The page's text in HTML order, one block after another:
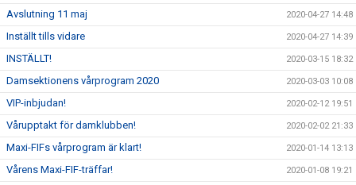
Avslutning 11 maj 2020-04-27 14:48
Inställt tills vidare 2020-04-27 14:39
INSTÄLLT! 2020-03-15 18:32
Damsektionens vårprogram 2020 2020-03-03 10:08
VIP-inbjudan! 2020-02-12 19:51
Vårupptakt för damklubben! 2020-02-02 21:33
Maxi-FIFs vårprogram är klart! 2020-01-14 13:13
Vårens Maxi-FIF-träffar! 2020-01-08 19:21